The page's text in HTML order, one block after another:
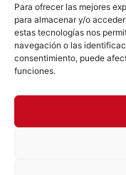
Para ofrecer las mejores
para almacenar y/o
estas tecnologías nos
navegación o las
consentimiento, puede
funciones.